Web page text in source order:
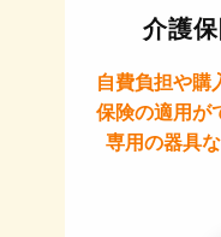
介護
自費負担や購
保険の適用が
専用の器具